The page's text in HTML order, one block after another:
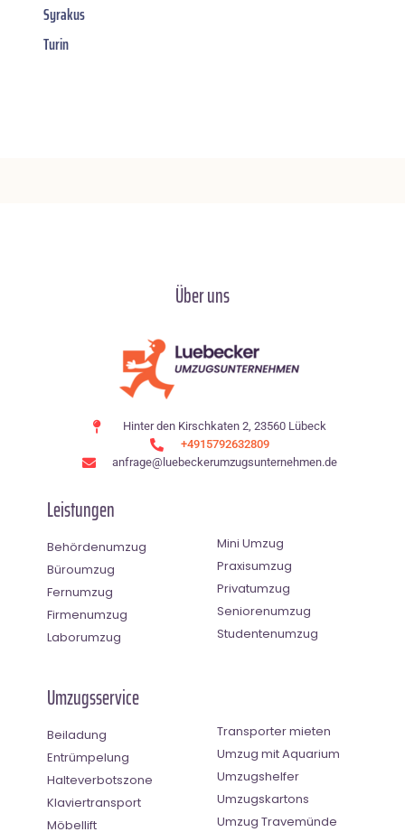
Syrakus
Turin
Über uns
Hinter den Kirschkaten 2, 23560 Lübeck
+4915792632809
anfrage@luebeckerumzugsunternehmen.de
Leistungen
Behördenumzug
Büroumzug
Fernumzug
Firmenumzug
Laborumzug
Mini Umzug
Praxisumzug
Privatumzug
Seniorenumzug
Studentenumzug
Umzugsservice
Beiladung
Entrümpelung
Halteverbotszone
Klaviertransport
Möbellift
Transporter mieten
Umzug mit Aquarium
Umzugshelfer
Umzugskartons
Umzug Travemünde